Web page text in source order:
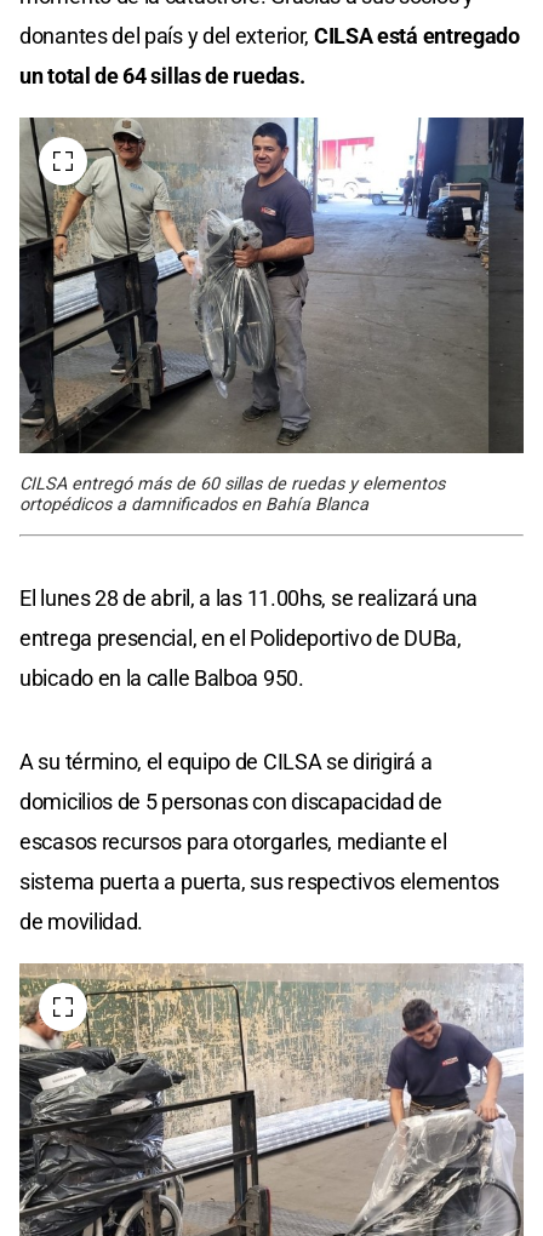
donantes del país y del exterior, CILSA está entregado
un total de 64 sillas de ruedas.
CILSA entregó más de 60 sillas de ruedas y elementos
ortopédicos a damnificados en Bahía Blanca
El lunes 28 de abril, a las 11.00hs, se realizará una
entrega presencial, en el Polideportivo de DUBa,
ubicado en la calle Balboa 950.
A su término, el equipo de CILSA se dirigirá a
domicilios de 5 personas con discapacidad de
escasos recursos para otorgarles, mediante el
sistema puerta a puerta, sus respectivos elementos
de movilidad.